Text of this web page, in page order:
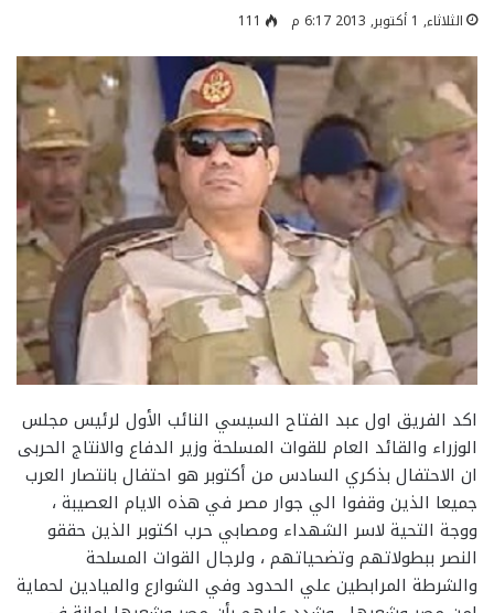
الثلاثاء, 1 أكتوبر, 2013 6:17 م 111
اكد الفريق اول عبد الفتاح السيسي النائب الأول لرئيس مجلس
الوزراء والقائد العام للقوات المسلحة وزير الدفاع والانتاج الحربى
ان الاحتفال بذكري السادس من أكتوبر هو احتفال بانتصار العرب
جميعا الذين وقفوا الي جوار مصر في هذه الايام العصيبة ،
ووجة التحية لاسر الشهداء ومصابي حرب اكتوبر الذين حققو
النصر ببطولاتهم وتضحياتهم ، ولرجال القوات المسلحة
والشرطة المرابطين علي الحدود وفي الشوارع والميادين لحماية